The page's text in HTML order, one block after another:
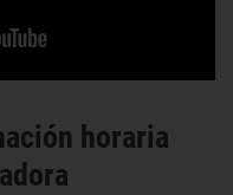
horaria